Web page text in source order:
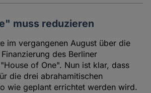
muss reduzieren
im vergangenen August über die
des Berliner
of One". Nun ist klar, dass
die drei abrahamitischen
wie geplant errichtet werden wird.